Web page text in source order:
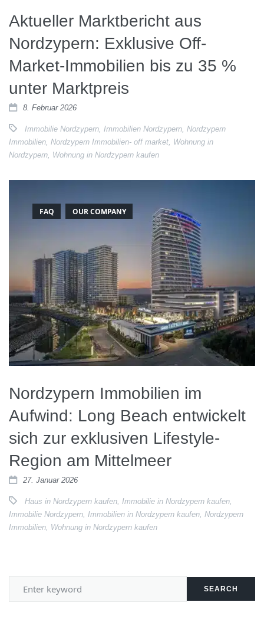
Aktueller Marktbericht aus
Nordzypern: Exklusive Off-
Market-Immobilien bis zu 35 %
unter Marktpreis
8. Februar 2026
Immobilie Nordzypern, Immobilien Nordzypern, Nordzypern
Immobilien, Nordzypern Immobilien- off market, Wohnung in
Nordzypern, Wohnung in Nordzypern kaufen
FAQ OUR COMPANY
Nordzypern Immobilien im
Aufwind: Long Beach entwickelt
sich zur exklusiven Lifestyle-
Region am Mittelmeer
27. Januar 2026
Haus in Nordzypern kaufen, Immobilie in Nordzypern kaufen,
Immobilie Nordzypern, Immobilien in Nordzypern kaufen, Nordzypern
Immobilien, Wohnung in Nordzypern kaufen
SEARCH